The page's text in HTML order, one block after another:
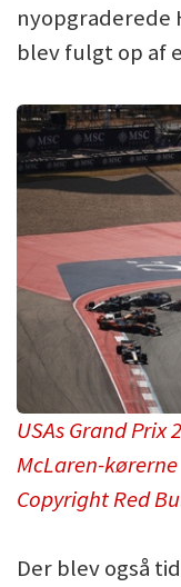
nyopgraderede
blev fulgt op af
USAs Grand
McLaren-kørerne
Copyright Red
Der blev også